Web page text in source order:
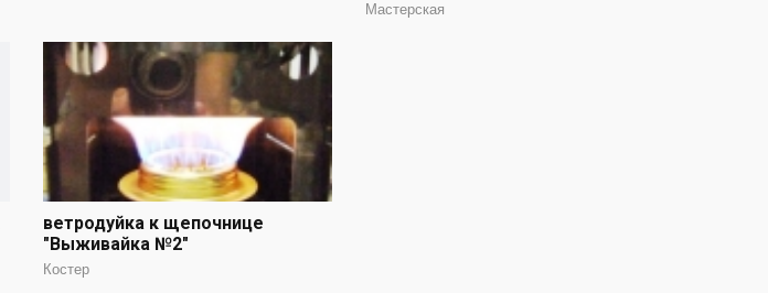
Мастерская
ветродуйка к щепочнице
"Выживайка №2"
Костер